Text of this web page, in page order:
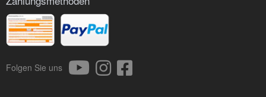
Folgen Sie uns